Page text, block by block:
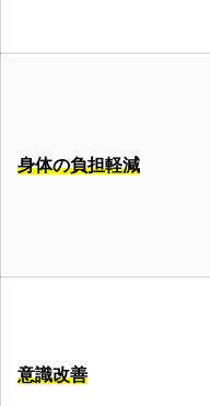
身体の負担軽減
意識改善